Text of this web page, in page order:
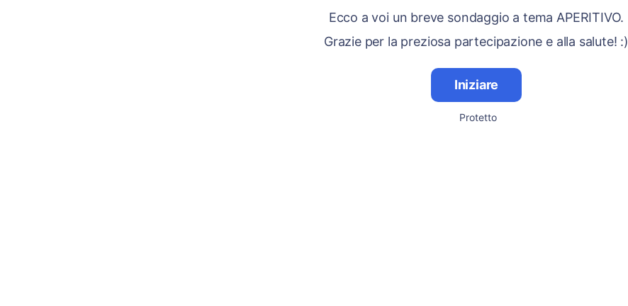
Ecco a voi un breve sondaggio a tema APERITIVO.
Grazie per la preziosa partecipazione e alla salute! :)
Iniziare
Protetto